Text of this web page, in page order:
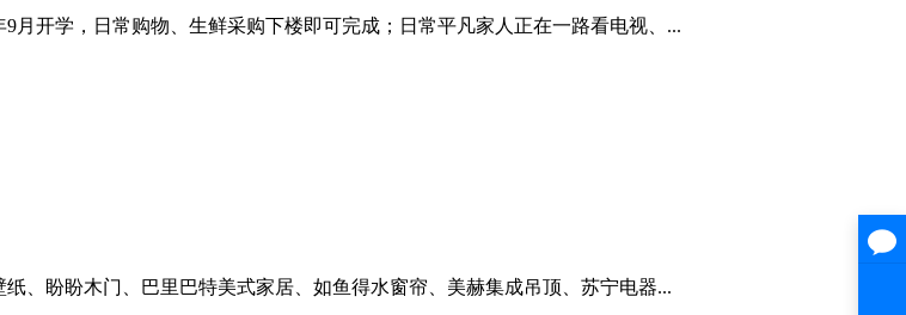
开学，日常购物、生鲜采购下楼即可完成；日常平凡家人正在一路看电视、...
、盼盼木门、巴里巴特美式家居、如鱼得水窗帘、美赫集成吊顶、苏宁电器...